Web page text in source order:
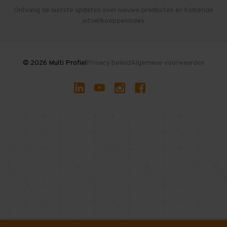
Gebruikte entresolvloeren
Ontvang de laatste updates over nieuwe producten en komende
uitverkoopperiodes
© 2026 Multi ProfielPrivacy beleidAlgemene voorwaarden